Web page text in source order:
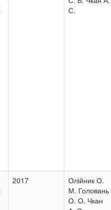
С.
2017
Олійник О.
М. Головань
О. О. Чкан